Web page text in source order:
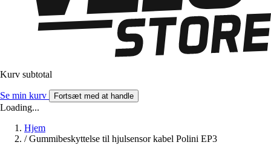
Kurv subtotal
Se min kurv Fortsæt med at handle
Loading...
Hjem
/ Gummibeskyttelse til hjulsensor kabel Polini EP3